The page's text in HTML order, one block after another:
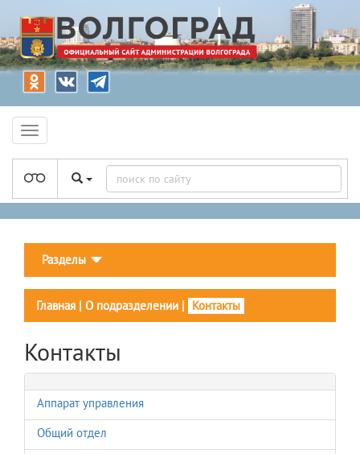
Разделы
Главная | О подразделении | Контакты
Контакты
Аппарат управления
Общий отдел